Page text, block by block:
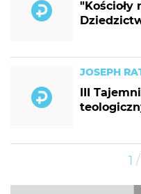
"Kościoły
JOSEPH
III
1 /